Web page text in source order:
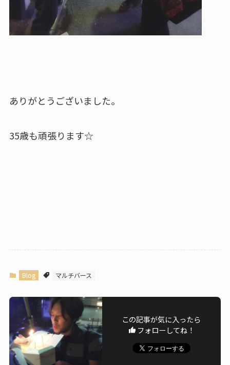
ありがとうございました。
35歳も頑張ります☆
Blog マルチバース
この記事が気に入ったら
フォローしてね！